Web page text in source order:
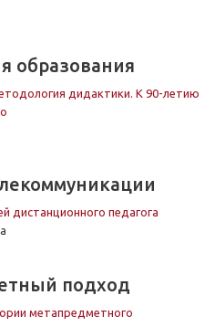
образования
дидактики. К 90-летию
дистанционного педагога
подход
метапредметного